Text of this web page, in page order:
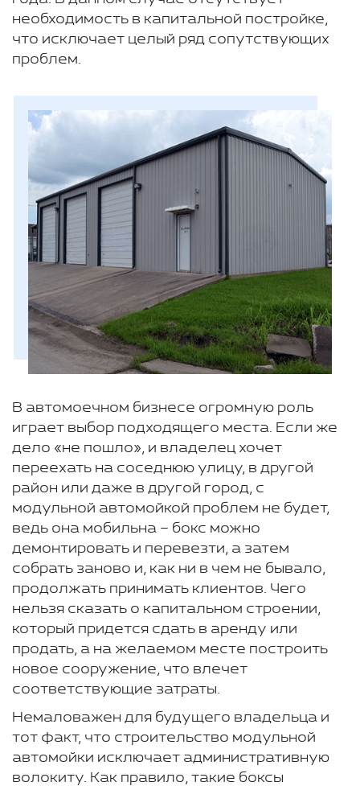
необходимость в капитальной постройке,
что исключает целый ряд сопутствующих
проблем.
В автомоечном бизнесе огромную роль
играет выбор подходящего места. Если же
дело «не пошло», и владелец хочет
переехать на соседнюю улицу, в другой
район или даже в другой город, с
модульной автомойкой проблем не будет,
ведь она мобильна – бокс можно
демонтировать и перевезти, а затем
собрать заново и, как ни в чем не бывало,
продолжать принимать клиентов. Чего
нельзя сказать о капитальном строении,
который придется сдать в аренду или
продать, а на желаемом месте построить
новое сооружение, что влечет
соответствующие затраты.
Немаловажен для будущего владельца и
тот факт, что строительство модульной
автомойки исключает административную
волокиту. Как правило, такие боксы